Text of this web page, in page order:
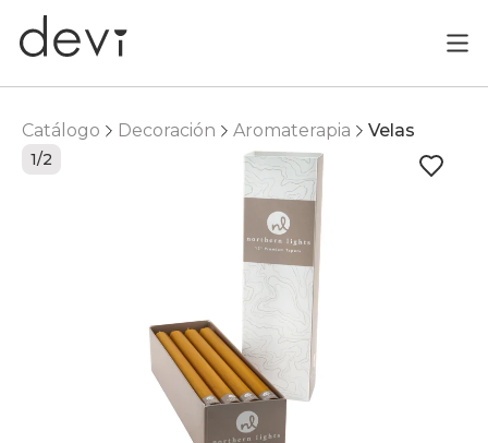
Catálogo Decoración Aromaterapia Velas
1/2